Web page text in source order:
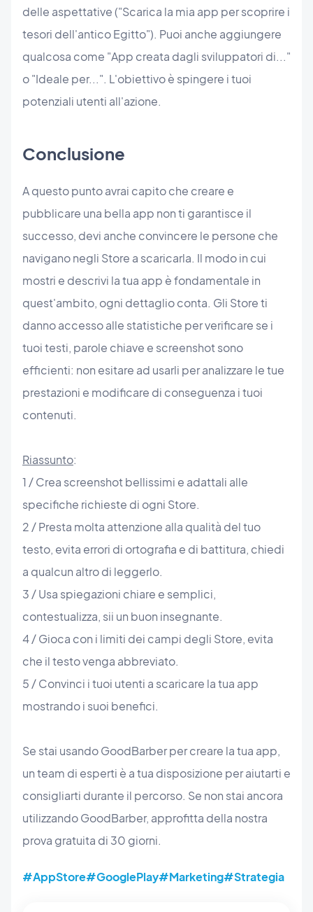
delle aspettative ("Scarica la mia app per scoprire i
tesori dell'antico Egitto"). Puoi anche aggiungere
qualcosa come "App creata dagli sviluppatori di..."
o "Ideale per...". L'obiettivo è spingere i tuoi
potenziali utenti all'azione.
Conclusione
A questo punto avrai capito che creare e
pubblicare una bella app non ti garantisce il
successo, devi anche convincere le persone che
navigano negli Store a scaricarla. Il modo in cui
mostri e descrivi la tua app è fondamentale in
quest'ambito, ogni dettaglio conta. Gli Store ti
danno accesso alle statistiche per verificare se i
tuoi testi, parole chiave e screenshot sono
efficienti: non esitare ad usarli per analizzare le tue
prestazioni e modificare di conseguenza i tuoi
contenuti.
Riassunto:
1 / Crea screenshot bellissimi e adattali alle
specifiche richieste di ogni Store.
2 / Presta molta attenzione alla qualità del tuo
testo, evita errori di ortografia e di battitura, chiedi
a qualcun altro di leggerlo.
3 / Usa spiegazioni chiare e semplici,
contestualizza, sii un buon insegnante.
4 / Gioca con i limiti dei campi degli Store, evita
che il testo venga abbreviato.
5 / Convinci i tuoi utenti a scaricare la tua app
mostrando i suoi benefici.
Se stai usando GoodBarber per creare la tua app,
un team di esperti è a tua disposizione per aiutarti e
consigliarti durante il percorso. Se non stai ancora
utilizzando GoodBarber, approfitta della nostra
prova gratuita di 30 giorni.
#AppStore#GooglePlay#Marketing#Strategia